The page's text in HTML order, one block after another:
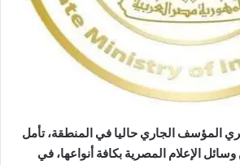
المؤسف الجاري حاليا في المنطقة، تأمل
وسائل الإعلام المصرية بكافة أنواعها، في